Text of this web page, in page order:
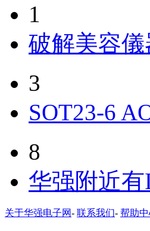
1
破解美容
3
SOT23-6
8
华强附近
关于华强电子网- 联系我们- 帮助